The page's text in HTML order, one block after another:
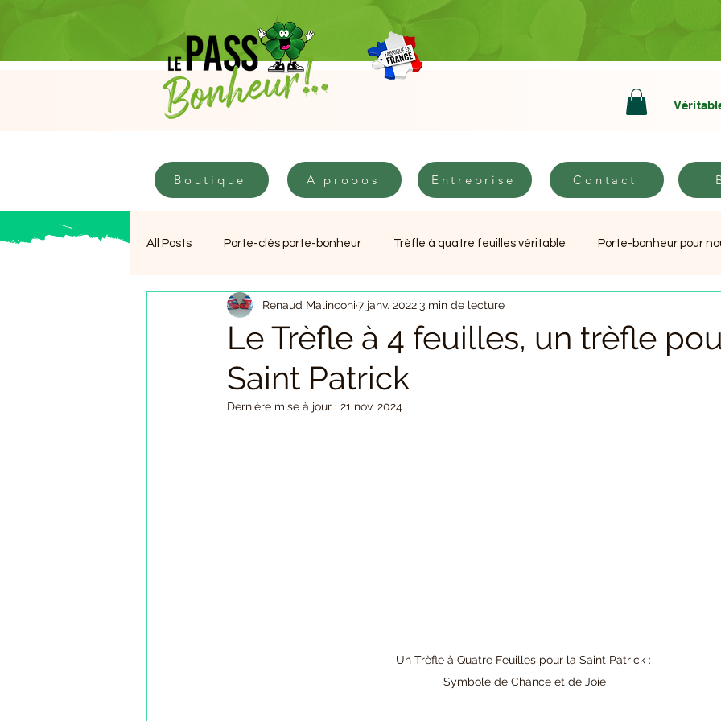
Boutique A propos Entreprise Contact
Entreprise Contact
Boutique A propos
All Posts Porte-clés porte-bonheur Trèfle à quatre feuilles véritable Porte-bonheur pour
Porte-bonheur pour examen Livre réconfortant Tu n'es pas seul
Bijoux porte-bonheur avec trèfle Cadeau porte-bonheur
Le Trèfle à 4 feuilles, un trèfle
Saint Patrick
Renaud Malinconi 7 janv. 20223 min de lecture
Dernière mise à jour : 21 nov. 2024
Un Trèfle à Quatre Feuilles pour la Saint Patrick :
Symbole de Chance et de Joie